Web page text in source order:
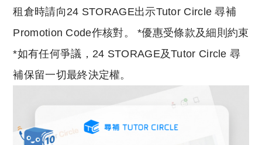
租倉時請向24 STORAGE出示Tutor Circle 尋補
Promotion Code作核對。 *優惠受條款及細則約束
*如有任何爭議，24 STORAGE及Tutor Circle 尋
補保留一切最終決定權。